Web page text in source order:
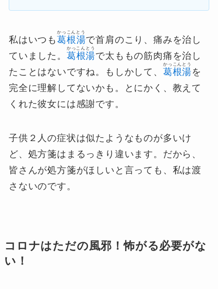
私はいつも葛根湯
かっこんとう
で首肩のこり、痛みを治し
ていました。 葛根湯
かっこんとう
で太ももの筋肉痛を治し
たことはないですね。もしかして、 葛根湯
かっこんとう
を
完全に理解してないかも。とにかく、教えて
くれた彼女には感謝です。
子供２人の症状は似たようなものが多いけ
ど、処方箋はまるっきり違います。だから、
皆さんが処方箋がほしいと言っても、私は渡
さないのです。
コロナはただの風邪！怖がる必要がな
い！